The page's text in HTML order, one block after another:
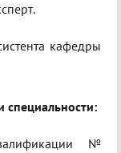
кафедры
№